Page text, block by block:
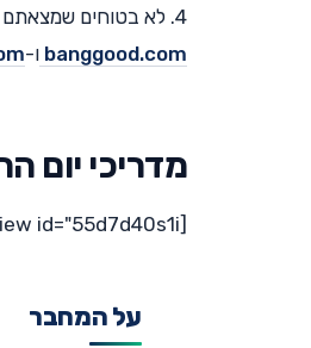
4. לא בטוחים שמצאתם את דיל מוצלח? עשו השוואה קצרה של מחיר אותו המוצר באתרים המצויינים
banggood.com ו-gearbest
מדריכי יום
[pt_view id="55d7d40s1i"]
על המחבר